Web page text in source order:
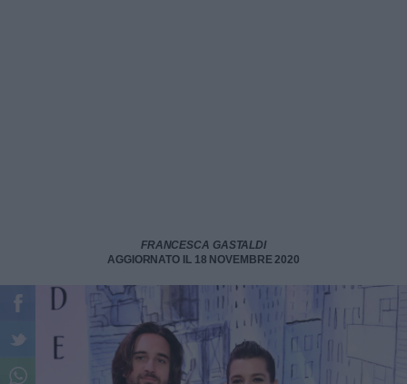
FRANCESCA GASTALDI
AGGIORNATO IL 18 NOVEMBRE 2020